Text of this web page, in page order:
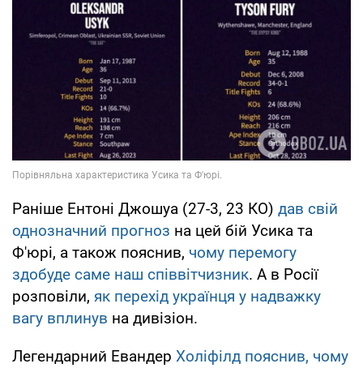
Раніше Ентоні Джошуа (27-3, 23 КО) дав свій
однозначний прогноз на цей бій Усика та
Ф'юрі, а також пояснив, чому перемогу
здобуде саме наш співвітчизник. А в Росії
розповіли, як перехід українця у надважку
вагу вплинув на дивізіон.
Легендарний Евандер Холіфілд пояснив, чому